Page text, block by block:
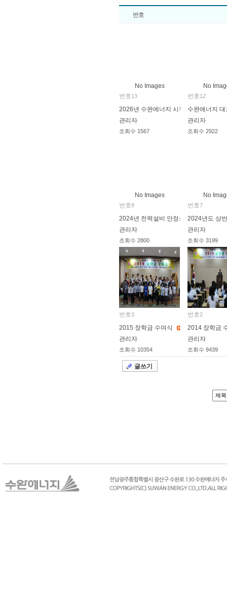
번호
No Images
번호13
2026년 수완에너지 시무식
관리자
조회수 1567
No
번호12
수완에너지
관리자
조회수 2922
No Images
번호8
2024년 전력설비 안정성 향상대회 광
관리자
조회수 2800
2024.09.27
No
번호7
2024년도 상
관리자
조회수 3199
2024.07.05
번호3
2015 장학금 수여식
관리자
조회수 10354
2015.06.05
번호2
2014 장학금
관리자
조회수 9439
글쓰기